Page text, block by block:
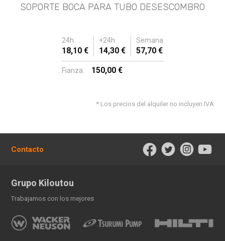
SOPORTE BOCA PARA TUBO DESESCOMBRO
24h +24h Semana
18,10 € 14,30 € 57,70 €
Fianza: 150,00 €
* Los precios del alquiler no incluyen IVA
Contacto
Grupo Kiloutou
Trabajamos con los mejores